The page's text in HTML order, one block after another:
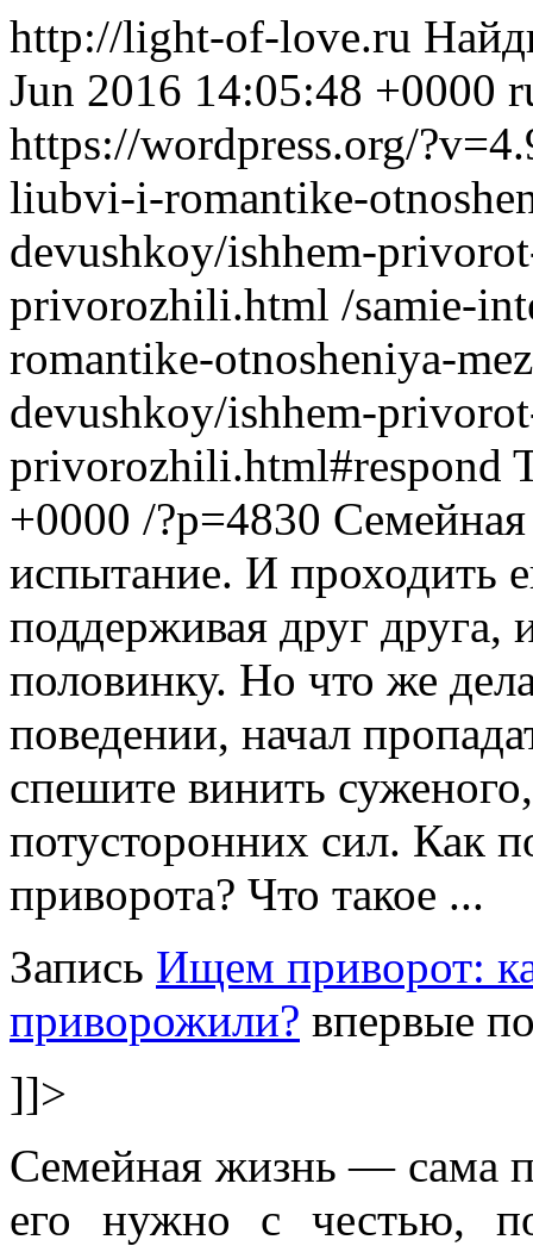
http://light-of-love.ru
Jun 2016 14:05:48 +0000
https://wordpress.org/
liubvi-i-romantike-
devushkoy/ishhem-
privorozhili.html /samie-
romantike-otnosheniya-
devushkoy/ishhem-
privorozhili.html#respond
+0000 /?p=4830
испытание. И проходить
поддерживая друг друга,
половинку. Но что же
поведении, начал
спешите винить
потусторонних сил. Как
приворота? Что такое ...
Запись Ищем приворот:
приворожили? впервые
]]>
Семейная жизнь — сама
его нужно с честью,